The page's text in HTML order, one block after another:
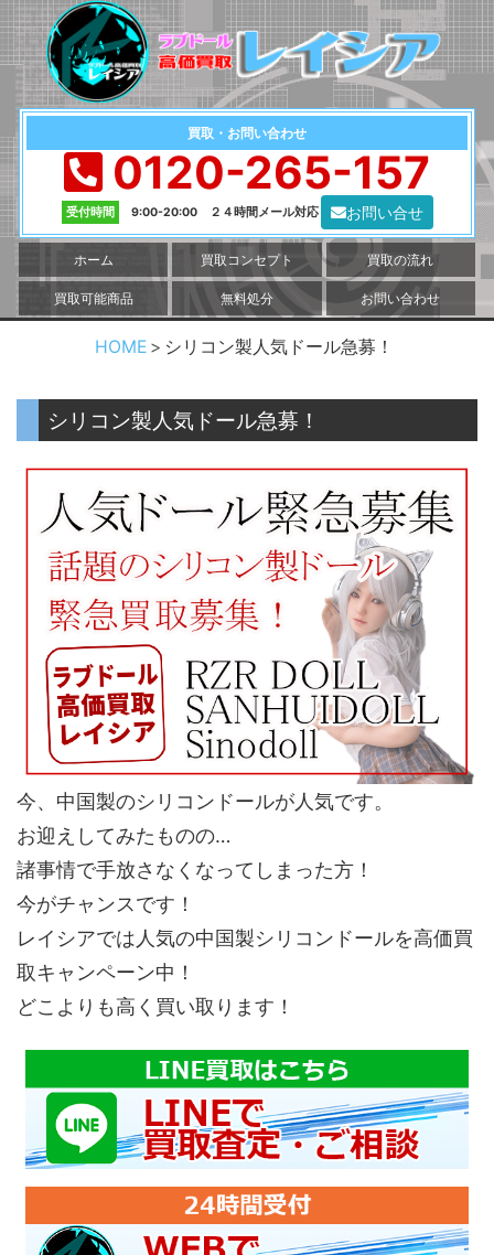
買取・お問い合わせ
0120-265-157
受付時間 9:00-20:00 ２４時間メール対応 お問い合せ
ホーム 買取コンセプト 買取の流れ
買取可能商品 無料処分 お問い合わせ
HOME シリコン製人気ドール急募！
シリコン製人気ドール急募！
今、中国製のシリコンドールが人気です。
お迎えしてみたものの…
諸事情で手放さなくなってしまった方！
今がチャンスです！
レイシアでは人気の中国製シリコンドールを高価買
取キャンペーン中！
どこよりも高く買い取ります！